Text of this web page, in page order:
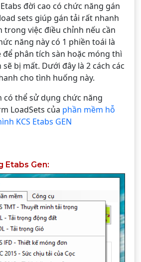
đời cao có chức năng gán
sets giúp gán tải rất nhanh
trong việc điều chỉnh nếu cần
năng này có 1 phiền toái là
để phân tích sàn hoặc móng thì
bị mất. Dưới đây là 2 cách các
cho tình huống này.
có thể sử dụng chức năng
LoadSets của phần mềm hỗ
KCS Etabs GEN
Etabs Gen: